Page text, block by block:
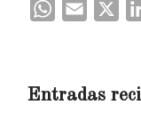
WhatsApp
Email
Entradas